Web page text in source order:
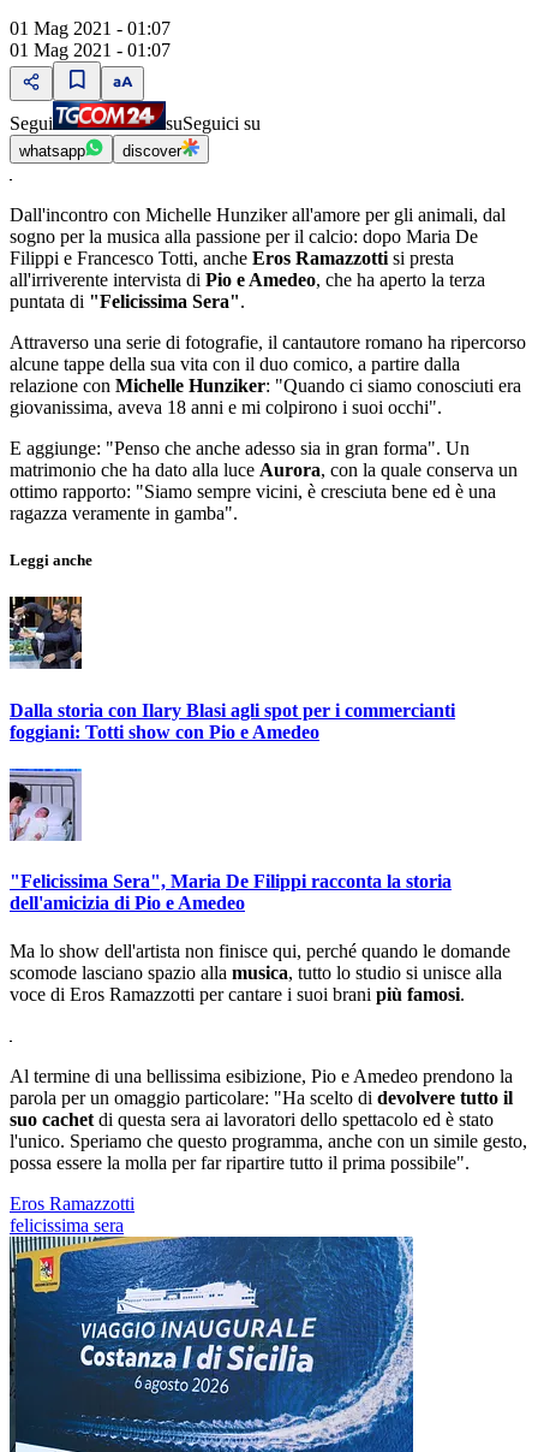
01 Mag 2021 - 01:07
01 Mag 2021 - 01:07
Segui suSeguici su
whatsapp discover
Dall'incontro con Michelle Hunziker all'amore per gli animali, dal
sogno per la musica alla passione per il calcio: dopo Maria De
Filippi e Francesco Totti, anche Eros Ramazzotti si presta
all'irriverente intervista di Pio e Amedeo, che ha aperto la terza
puntata di "Felicissima Sera".
Attraverso una serie di fotografie, il cantautore romano ha ripercorso
alcune tappe della sua vita con il duo comico, a partire dalla
relazione con Michelle Hunziker: "Quando ci siamo conosciuti era
giovanissima, aveva 18 anni e mi colpirono i suoi occhi".
E aggiunge: "Penso che anche adesso sia in gran forma". Un
matrimonio che ha dato alla luce Aurora, con la quale conserva un
ottimo rapporto: "Siamo sempre vicini, è cresciuta bene ed è una
ragazza veramente in gamba".
Leggi anche
Dalla storia con Ilary Blasi agli spot per i commercianti
foggiani: Totti show con Pio e Amedeo
"Felicissima Sera", Maria De Filippi racconta la storia
dell'amicizia di Pio e Amedeo
Ma lo show dell'artista non finisce qui, perché quando le domande
scomode lasciano spazio alla musica, tutto lo studio si unisce alla
voce di Eros Ramazzotti per cantare i suoi brani più famosi.
Al termine di una bellissima esibizione, Pio e Amedeo prendono la
parola per un omaggio particolare: "Ha scelto di devolvere tutto il
suo cachet di questa sera ai lavoratori dello spettacolo ed è stato
l'unico. Speriamo che questo programma, anche con un simile gesto,
possa essere la molla per far ripartire tutto il prima possibile".
Eros Ramazzotti
felicissima sera